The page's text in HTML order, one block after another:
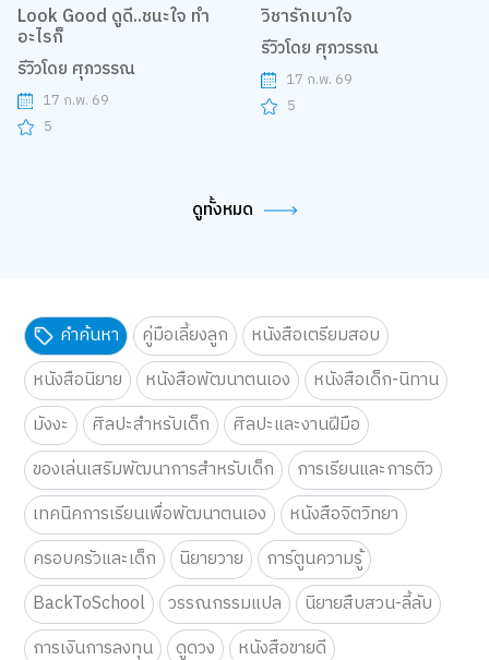
Look Good ดูดี..ชนะใจ ทำ
อะไรก็
รีวิวโดย ศุภวรรณ
17 ก.พ. 69
5
วิชารักเบาใจ
รีวิวโดย ศุภวรรณ
17 ก.พ. 69
5
ดูทั้งหมด
คำค้นหา คู่มือเลี้ยงลูก
หนังสือเตรียมสอบ
หนังสือนิยาย
หนังสือพัฒนาตนเอง
หนังสือเด็ก-นิทาน
มังงะ
ศิลปะสำหรับเด็ก
ศิลปะและงานฝีมือ
ของเล่นเสริมพัฒนาการสำหรับเด็ก
การเรียนและการติว
เทคนิคการเรียนเพื่อพัฒนาตนเอง
หนังสือจิตวิทยา
ครอบครัวและเด็ก
นิยายวาย
การ์ตูนความรู้
BackToSchool
วรรณกรรมแปล
นิยายสืบสวน-ลี้ลับ
การเงินการลงทุน
ดูดวง
หนังสือขายดี